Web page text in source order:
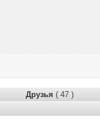
Друзья ( 47 )